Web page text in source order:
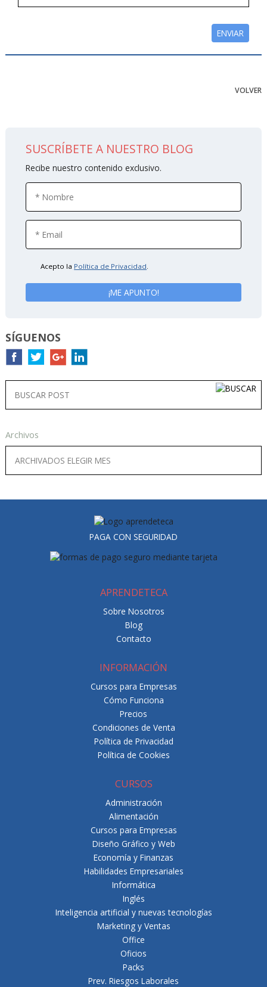
VOLVER
SUSCRÍBETE A NUESTRO BLOG
Recibe nuestro contenido exclusivo.
Acepto la Política de Privacidad
SÍGUENOS
Archivos
PAGA CON SEGURIDAD
APRENDETECA
Sobre Nosotros
Blog
Contacto
INFORMACIÓN
Cursos para Empresas
Cómo Funciona
Precios
Condiciones de Venta
Política de Privacidad
Política de Cookies
CURSOS
Administración
Alimentación
Cursos para Empresas
Diseño Gráfico y Web
Economía y Finanzas
Habilidades Empresariales
Informática
Inglés
Inteligencia artificial y nuevas tecnologías
Marketing y Ventas
Office
Oficios
Packs
Prev. Riesgos Laborales